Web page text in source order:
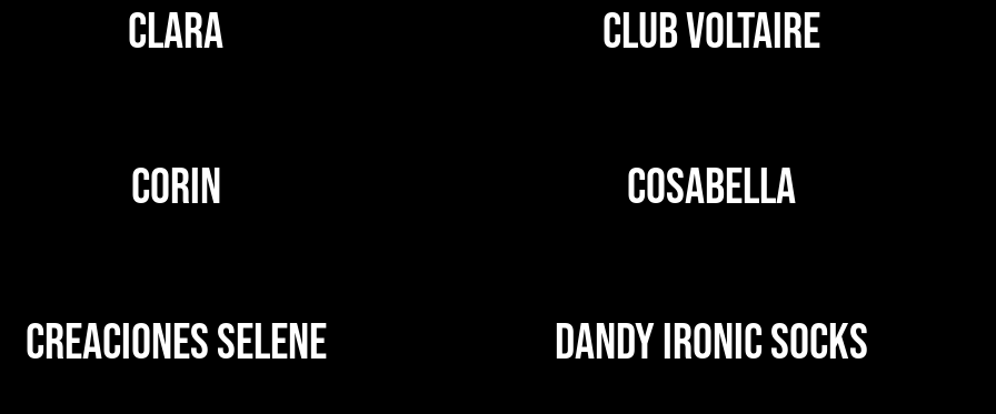
CLARA CLUB VOLTAIRE
CORIN COSABELLA
CREACIONES SELENE DANDY IRONIC SOCKS